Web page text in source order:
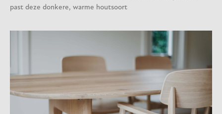
past deze donkere, warme houtsoort